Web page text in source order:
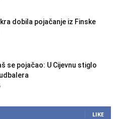
dobila pojačanje iz Finske
se pojačao: U Cijevnu stiglo
LIKE